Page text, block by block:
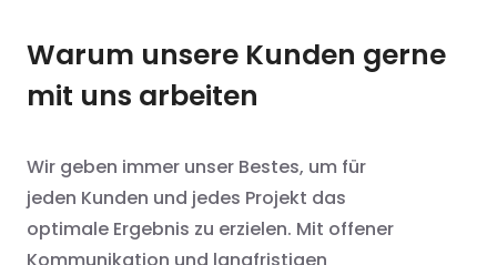
Warum unsere Kunden gerne
mit uns arbeiten
Wir geben immer unser Bestes, um für
jeden Kunden und jedes Projekt das
optimale Ergebnis zu erzielen. Mit offener